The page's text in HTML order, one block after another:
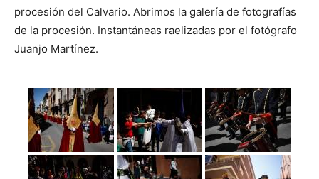
procesión del Calvario. Abrimos la galería de fotografías
de la procesión. Instantáneas raelizadas por el fotógrafo
Juanjo Martínez.